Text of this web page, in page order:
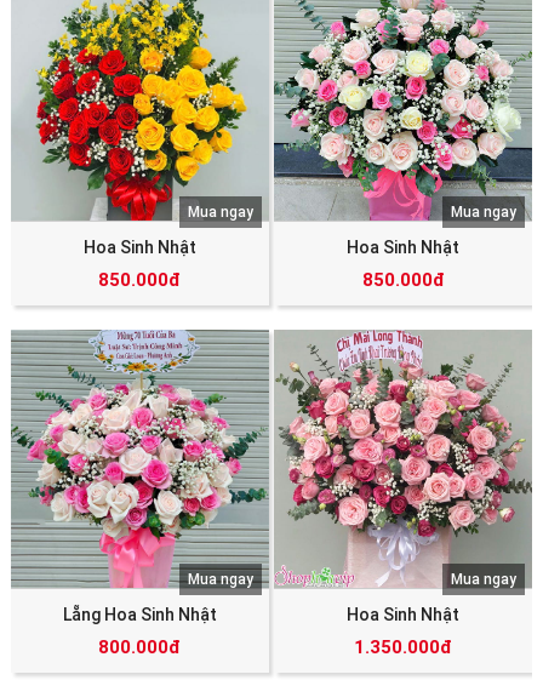
Hoa Sinh Nhật
850.000đ
Mua ngay
Hoa Sinh Nhật
850.000đ
Mua ngay
Lẵng Hoa Sinh Nhật
800.000đ
Mua ngay
Hoa Sinh Nhật
1.350.000đ
Mua ngay